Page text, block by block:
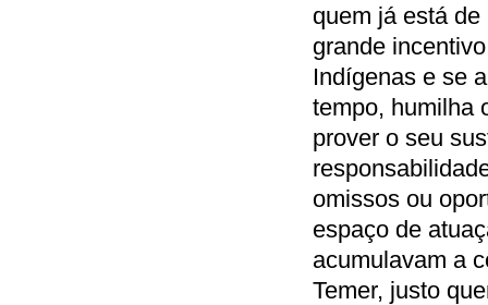
quem já está
grande
Indígenas e se
tempo, humilha
prover o seu
omissos ou
espaço de
acumulavam a
Temer, justo